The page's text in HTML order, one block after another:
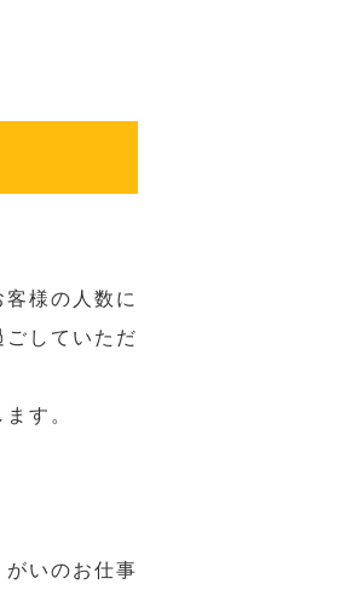
様の人数に
していただ
す。
いのお仕事